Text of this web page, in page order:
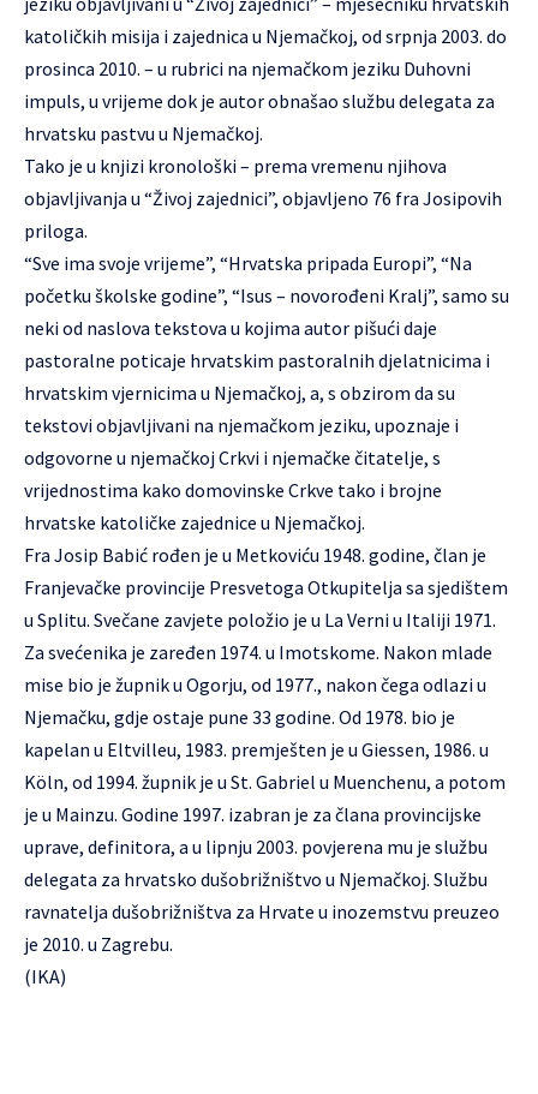
katoličkih misija i zajednica u Njemačkoj, od srpnja 2003. do
prosinca 2010. – u rubrici na njemačkom jeziku Duhovni
impuls, u vrijeme dok je autor obnašao službu delegata za
hrvatsku pastvu u Njemačkoj.
Tako je u knjizi kronološki – prema vremenu njihova
objavljivanja u “Živoj zajednici”, objavljeno 76 fra Josipovih
priloga.
“Sve ima svoje vrijeme”, “Hrvatska pripada Europi”, “Na
početku školske godine”, “Isus – novorođeni Kralj”, samo su
neki od naslova tekstova u kojima autor pišući daje
pastoralne poticaje hrvatskim pastoralnih djelatnicima i
hrvatskim vjernicima u Njemačkoj, a, s obzirom da su
tekstovi objavljivani na njemačkom jeziku, upoznaje i
odgovorne u njemačkoj Crkvi i njemačke čitatelje, s
vrijednostima kako domovinske Crkve tako i brojne
hrvatske katoličke zajednice u Njemačkoj.
Fra Josip Babić rođen je u Metkoviću 1948. godine, član je
Franjevačke provincije Presvetoga Otkupitelja sa sjedištem
u Splitu. Svečane zavjete položio je u La Verni u Italiji 1971.
Za svećenika je zaređen 1974. u Imotskome. Nakon mlade
mise bio je župnik u Ogorju, od 1977., nakon čega odlazi u
Njemačku, gdje ostaje pune 33 godine. Od 1978. bio je
kapelan u Eltvilleu, 1983. premješten je u Giessen, 1986. u
Köln, od 1994. župnik je u St. Gabriel u Muenchenu, a potom
je u Mainzu. Godine 1997. izabran je za člana provincijske
uprave, definitora, a u lipnju 2003. povjerena mu je službu
delegata za hrvatsko dušobrižništvo u Njemačkoj. Službu
ravnatelja dušobrižništva za Hrvate u inozemstvu preuzeo
je 2010. u Zagrebu.
(IKA)